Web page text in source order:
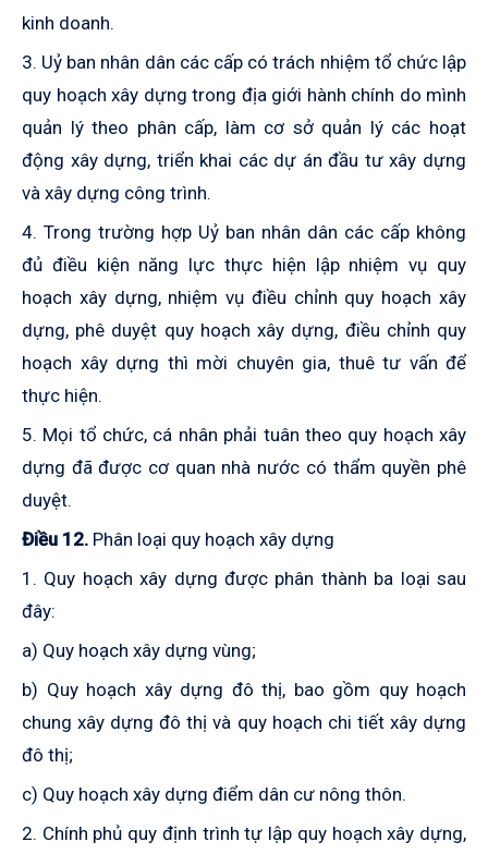
kinh doanh.
3. Uỷ ban nhân dân các cấp có trách nhiệm tổ chức lập
quy hoạch xây dựng trong địa giới hành chính do mình
quản lý theo phân cấp, làm cơ sở quản lý các hoạt
động xây dựng, triển khai các dự án đầu tư xây dựng
và xây dựng công trình.
4. Trong trường hợp Uỷ ban nhân dân các cấp không
đủ điều kiện năng lực thực hiện lập nhiệm vụ quy
hoạch xây dựng, nhiệm vụ điều chỉnh quy hoạch xây
dựng, phê duyệt quy hoạch xây dựng, điều chỉnh quy
hoạch xây dựng thì mời chuyên gia, thuê tư vấn để
thực hiện.
5. Mọi tổ chức, cá nhân phải tuân theo quy hoạch xây
dựng đã được cơ quan nhà nước có thẩm quyền phê
duyệt.
Điều 12. Phân loại quy hoạch xây dựng
1. Quy hoạch xây dựng được phân thành ba loại sau
đây:
a) Quy hoạch xây dựng vùng;
b) Quy hoạch xây dựng đô thị, bao gồm quy hoạch
chung xây dựng đô thị và quy hoạch chi tiết xây dựng
đô thị;
c) Quy hoạch xây dựng điểm dân cư nông thôn.
2. Chính phủ quy định trình tự lập quy hoạch xây dựng,